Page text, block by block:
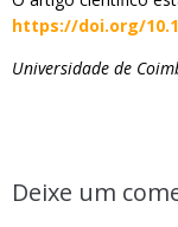
https://doi.org/
Universidade de
Deixe um